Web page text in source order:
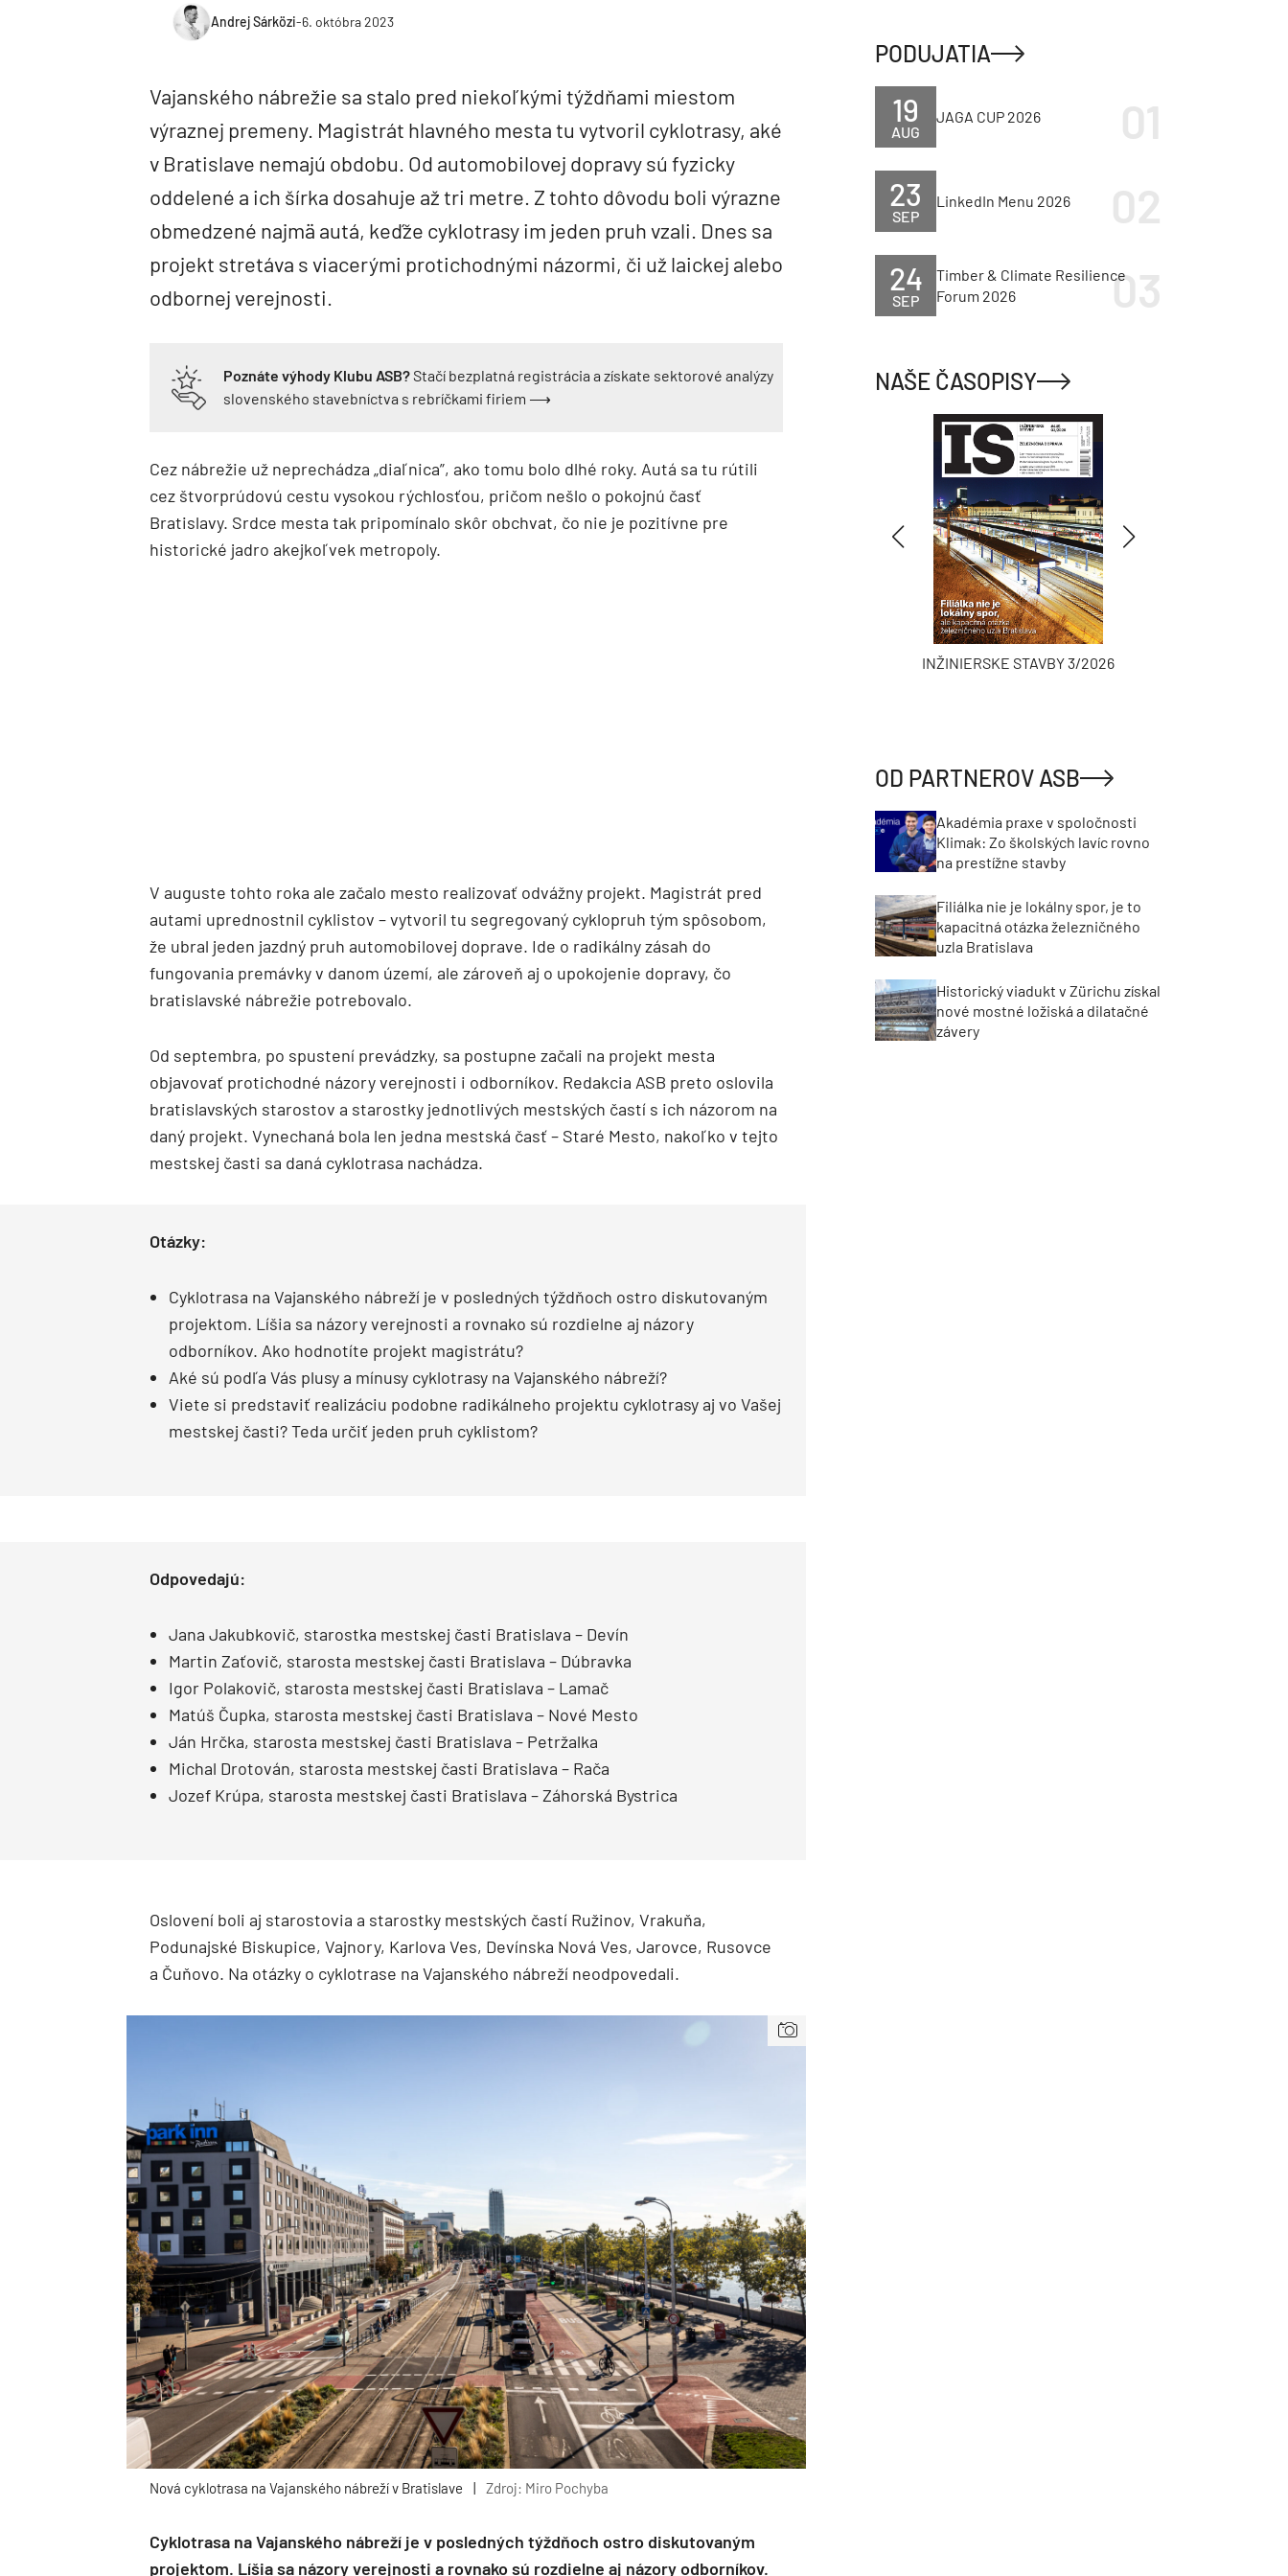
Andrej Sárközi-6. októbra 2023
Vajanského nábrežie sa stalo pred niekoľkými týždňami miestom
výraznej premeny. Magistrát hlavného mesta tu vytvoril cyklotrasy, aké
v Bratislave nemajú obdobu. Od automobilovej dopravy sú fyzicky
oddelené a ich šírka dosahuje až tri metre. Z tohto dôvodu boli výrazne
obmedzené najmä autá, keďže cyklotrasy im jeden pruh vzali. Dnes sa
projekt stretáva s viacerými protichodnými názormi, či už laickej alebo
odbornej verejnosti.
Poznáte výhody Klubu ASB?Stačí bezplatná registrácia a získate sektorové analýzy
slovenského stavebníctva s rebríčkami firiem ⟶
Cez nábrežie už neprechádza „diaľnica”, ako tomu bolo dlhé roky. Autá sa tu rútili
cez štvorprúdovú cestu vysokou rýchlosťou, pričom nešlo o pokojnú časť
Bratislavy. Srdce mesta tak pripomínalo skôr obchvat, čo nie je pozitívne pre
historické jadro akejkoľvek metropoly.
V auguste tohto roka ale začalo mesto realizovať odvážny projekt. Magistrát pred
autami uprednostnil cyklistov – vytvoril tu segregovaný cyklopruh tým spôsobom,
že ubral jeden jazdný pruh automobilovej doprave. Ide o radikálny zásah do
fungovania premávky v danom území, ale zároveň aj o upokojenie dopravy, čo
bratislavské nábrežie potrebovalo.
Od septembra, po spustení prevádzky, sa postupne začali na projekt mesta
objavovať protichodné názory verejnosti i odborníkov. Redakcia ASB preto oslovila
bratislavských starostov a starostky jednotlivých mestských častí s ich názorom na
daný projekt. Vynechaná bola len jedna mestská časť – Staré Mesto, nakoľko v tejto
mestskej časti sa daná cyklotrasa nachádza.
Otázky:
Cyklotrasa na Vajanského nábreží je v posledných týždňoch ostro diskutovaným
projektom. Líšia sa názory verejnosti a rovnako sú rozdielne aj názory
odborníkov. Ako hodnotíte projekt magistrátu?
Aké sú podľa Vás plusy a mínusy cyklotrasy na Vajanského nábreží?
Viete si predstaviť realizáciu podobne radikálneho projektu cyklotrasy aj vo Vašej
mestskej časti? Teda určiť jeden pruh cyklistom?
Odpovedajú:
Jana Jakubkovič, starostka mestskej časti Bratislava – Devín
Martin Zaťovič, starosta mestskej časti Bratislava – Dúbravka
Igor Polakovič, starosta mestskej časti Bratislava – Lamač
Matúš Čupka, starosta mestskej časti Bratislava – Nové Mesto
Ján Hrčka, starosta mestskej časti Bratislava – Petržalka
Michal Drotován, starosta mestskej časti Bratislava – Rača
Jozef Krúpa, starosta mestskej časti Bratislava – Záhorská Bystrica
Oslovení boli aj starostovia a starostky mestských častí Ružinov, Vrakuňa,
Podunajské Biskupice, Vajnory, Karlova Ves, Devínska Nová Ves, Jarovce, Rusovce
a Čuňovo. Na otázky o cyklotrase na Vajanského nábreží neodpovedali.
Nová cyklotrasa na Vajanského nábreží v Bratislave | Zdroj: Miro Pochyba
Cyklotrasa na Vajanského nábreží je v posledných týždňoch ostro diskutovaným
projektom. Líšia sa názory verejnosti a rovnako sú rozdielne aj názory odborníkov.
PODUJATIA
AUG
19 JAGA CUP 2026
SEP
23 LinkedIn Menu 2026
SEP
24
Timber & Climate Resilience
Forum 2026
NAŠE ČASOPISY
INŽINIERSKE STAVBY 3/2026
OD PARTNEROV ASB
Akadémia praxe v spoločnosti
Klimak: Zo školských lavíc rovno
na prestížne stavby
Filiálka nie je lokálny spor, je to
kapacitná otázka železničného
uzla Bratislava
Historický viadukt v Zürichu získal
nové mostné ložiská a dilatačné
závery